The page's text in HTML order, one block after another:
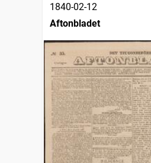
1840-02-12
Aftonbladet